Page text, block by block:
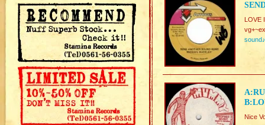
LOVE
sound♪
Nice